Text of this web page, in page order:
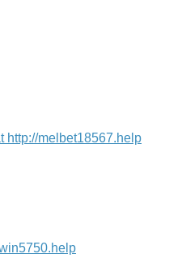
http://melbet18567.help